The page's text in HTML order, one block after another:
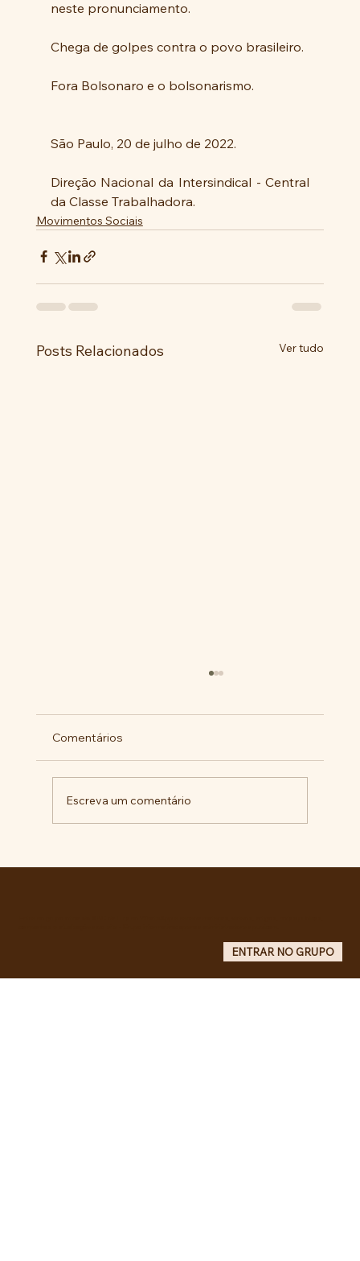
neste pronunciamento.
Chega de golpes contra o povo brasileiro.
Fora Bolsonaro e o bolsonarismo.
São Paulo, 20 de julho de 2022.
Direção Nacional da Intersindical - Central
da Classe Trabalhadora.
Movimentos Sociais
Posts Relacionados Ver tudo
Comentários
Escreva um comentário
ENTRAR NO GRUPO